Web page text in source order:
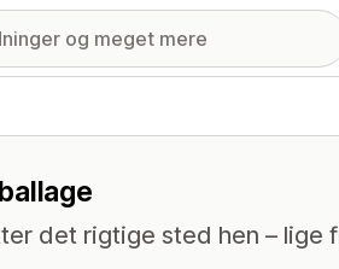
det rigtige sted hen – lige